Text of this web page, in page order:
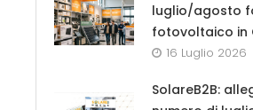
luglio/agosto
fotovoltaico in
16 Luglio 2026
SolareB2B: